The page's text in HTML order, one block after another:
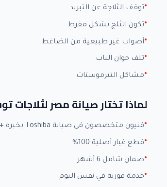
توقف الثلاجة عن التبريد
تكون الثلج بشكل مفرط
أصوات غير طبيعية من الضاغط
تلف جوان الباب
مشاكل التيرموستات
لماذا تختار صيانة مصر لثلاجات
فنيون متخصصون في صيانة Toshiba بخبرة +15 عاماً
قطع غيار أصلية 100%
ضمان شامل 6 أشهر
خدمة فورية في نفس اليوم